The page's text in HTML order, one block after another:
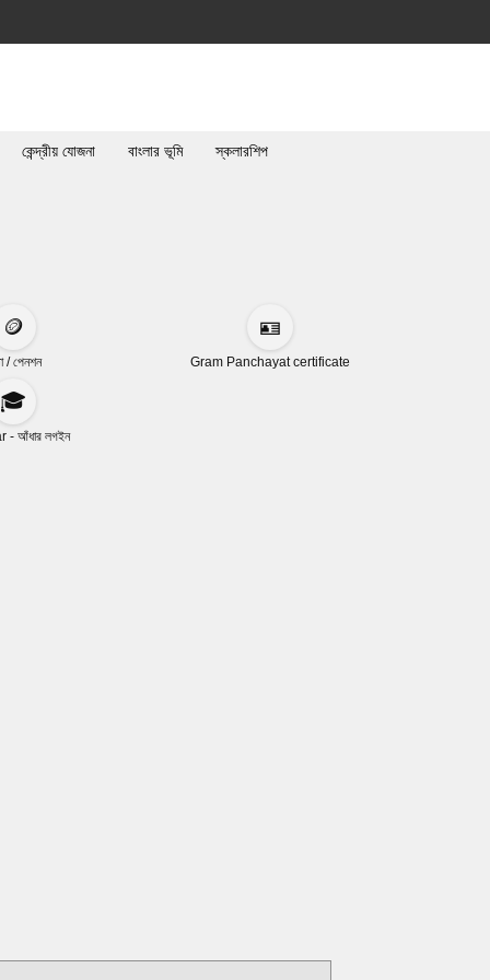
কেন্দ্রীয় যোজনা বাংলার ভূমি স্কলারশিপ
🪙
/ পেনশন
🪪
Gram Panchayat certificate
🎓
- আঁধার লগইন